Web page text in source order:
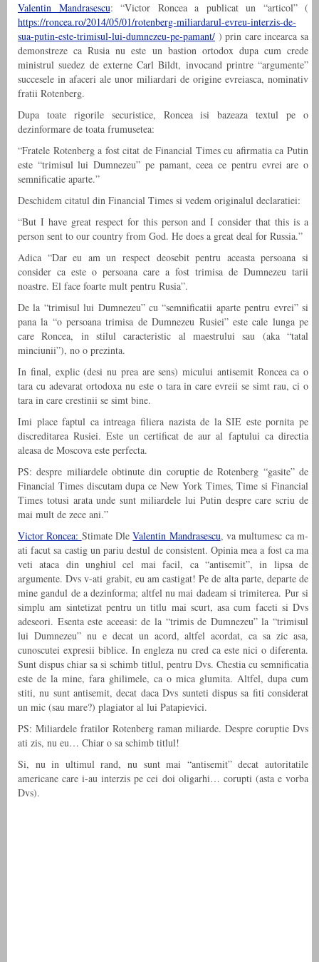
Valentin Mandrasescu: “Victor Roncea a publicat un “articol” (
https://roncea.ro/2014/05/01/rotenberg-miliardarul-evreu-interzis-de-
sua-putin-este-trimisul-lui-dumnezeu-pe-pamant/ ) prin care incearca sa
demonstreze ca Rusia nu este un bastion ortodox dupa cum crede
ministrul suedez de externe Carl Bildt, invocand printre “argumente”
succesele in afaceri ale unor miliardari de origine evreiasca, nominativ
fratii Rotenberg.
Dupa toate rigorile securistice, Roncea isi bazeaza textul pe o
dezinformare de toata frumusetea:
“Fratele Rotenberg a fost citat de Financial Times cu afirmatia ca Putin
este “trimisul lui Dumnezeu” pe pamant, ceea ce pentru evrei are o
semnificatie aparte.”
Deschidem citatul din Financial Times si vedem originalul declaratiei:
“But I have great respect for this person and I consider that this is a
person sent to our country from God. He does a great deal for Russia.”
Adica “Dar eu am un respect deosebit pentru aceasta persoana si
consider ca este o persoana care a fost trimisa de Dumnezeu tarii
noastre. El face foarte mult pentru Rusia”.
De la “trimisul lui Dumnezeu” cu “semnificatii aparte pentru evrei” si
pana la “o persoana trimisa de Dumnezeu Rusiei” este cale lunga pe
care Roncea, in stilul caracteristic al maestrului sau (aka “tatal
minciunii”), no o prezinta.
In final, explic (desi nu prea are sens) micului antisemit Roncea ca o
tara cu adevarat ortodoxa nu este o tara in care evreii se simt rau, ci o
tara in care crestinii se simt bine.
Imi place faptul ca intreaga filiera nazista de la SIE este pornita pe
discreditarea Rusiei. Este un certificat de aur al faptului ca directia
aleasa de Moscova este perfecta.
PS: despre miliardele obtinute din coruptie de Rotenberg “gasite” de
Financial Times discutam dupa ce New York Times, Time si Financial
Times totusi arata unde sunt miliardele lui Putin despre care scriu de
mai mult de zece ani.”
Victor Roncea: Stimate DleValentin Mandrasescu, va multumesc ca m-
ati facut sa castig un pariu destul de consistent. Opinia mea a fost ca ma
veti ataca din unghiul cel mai facil, ca “antisemit”, in lipsa de
argumente. Dvs v-ati grabit, eu am castigat! Pe de alta parte, departe de
mine gandul de a dezinforma; altfel nu mai dadeam si trimiterea. Pur si
simplu am sintetizat pentru un titlu mai scurt, asa cum faceti si Dvs
adeseori. Esenta este aceeasi: de la “trimis de Dumnezeu” la “trimisul
lui Dumnezeu” nu e decat un acord, altfel acordat, ca sa zic asa,
cunoscutei expresii biblice. In engleza nu cred ca este nici o diferenta.
Sunt dispus chiar sa si schimb titlul, pentru Dvs. Chestia cu semnificatia
este de la mine, fara ghilimele, ca o mica glumita. Altfel, dupa cum
stiti, nu sunt antisemit, decat daca Dvs sunteti dispus sa fiti considerat
un mic (sau mare?) plagiator al lui Patapievici.
PS: Miliardele fratilor Rotenberg raman miliarde. Despre coruptie Dvs
ati zis, nu eu… Chiar o sa schimb titlul!
Si, nu in ultimul rand, nu sunt mai “antisemit” decat autoritatile
americane care i-au interzis pe cei doi oligarhi… corupti (asta e vorba
Dvs).